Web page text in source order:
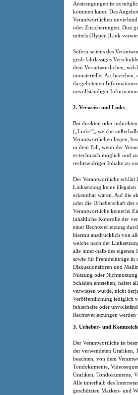
Anstrengungen ist es
kommen kann. Das
Verantwortlichen
oder Zusicherungen. Dies
mittels (Hyper-)Link
Sofern seitens des
grob fahrlässiges
dem Verantwortlichen,
immaterieller Art
dargebotenen
unvollständiger
2. Verweise und Links
Bei direkten oder
(„Links“), welche
Verantwortlichen liegen,
in dem Fall, wenn der
es technisch möglich und
rechtswidriger Inhalte zu
Der Verantwortliche erklärt
Linksetzung keine illegalen
erkennbar waren. Auf die
oder die Urheberschaft der
Verantwortliche keinerlei
inhaltliche Kontrolle der
einer Rechtsverletzung
hiermit ausdrücklich von
welche nach der
alle inner-halb des eigenen
sowie für Fremdeinträge in
Diskussionsforen und
Nutzung oder
Schäden entstehen, haftet
verwiesen wurde, nicht
Veröffentlichung lediglich
fehlerhafte oder
Rechtsverletzungen
3. Urheber- und
Der Verantwortliche ist
der verwendeten Grafiken,
beachten, von dem
Tondokumente,
Grafiken, Tondokumente,
Alle innerhalb des
geschützten Marken- und